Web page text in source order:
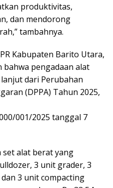
produktivitas,
dan mendorong
tambahnya.
Kabupaten Barito Utara,
bahwa pengadaan alat
dari Perubahan
(DPPA) Tahun 2025,
001/2025 tanggal 7
set alat berat yang
3 unit grader, 3
3 unit compacting